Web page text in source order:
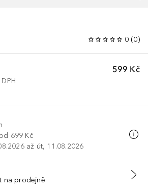
0 (0)
599 Kč
699 Kč
až út, 11.08.2026
PŘIDAT DO KOŠÍKU
na prodejně